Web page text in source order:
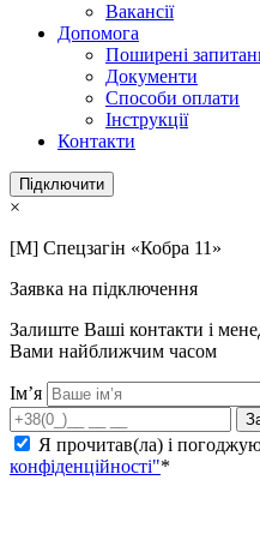
Вакансії
Допомога
Поширені
Документи
Способи оплати
Інструкції
Контакти
Підключити
×
[M] Спецзагін «Кобра 11»
Заявка на підключення
Залиште Ваші контакти і
Вами найближчим часом
Ім’я
Я прочитав(ла) і
конфіденційності"*